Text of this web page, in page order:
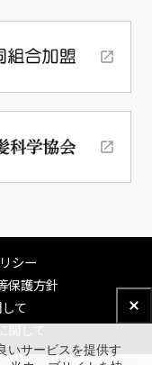
シー
保護方針
て
関して
いサービスを提供す